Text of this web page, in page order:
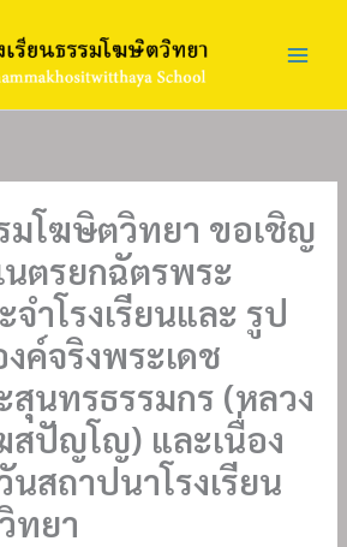
มโฆษิตวิทยา ขอเชิญ
นตรยกฉัตรพระ
ำโรงเรียนและ รูป
ค์จริงพระเดช
นทรธรรมกร (หลวง
ปัญโญ) และเนื่อง
สถาปนาโรงเรียน
ทยา